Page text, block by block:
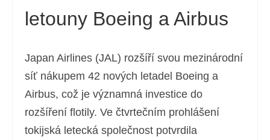
letouny Boeing a Airbus
Japan Airlines (JAL) rozšíří svou mezinárodní
síť nákupem 42 nových letadel Boeing a
Airbus, což je významná investice do
rozšíření flotily. Ve čtvrtečním prohlášení
tokijská letecká společnost potvrdila